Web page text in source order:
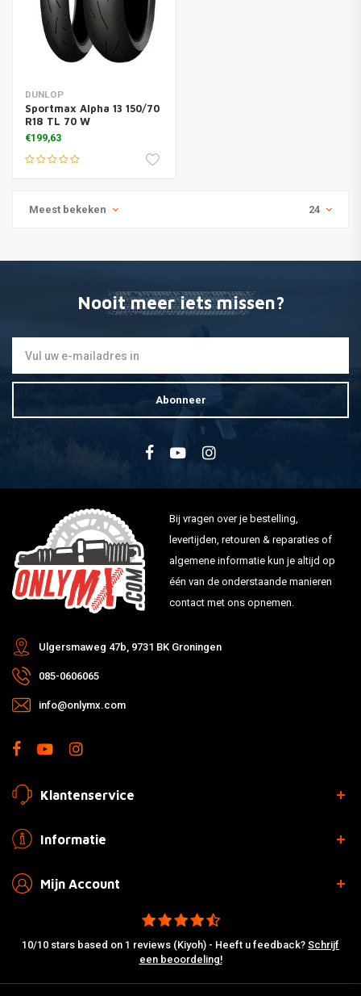
DUNLOP
Sportmax Alpha 13 150/70
R18 TL 70 W
€199,63
Meest bekeken 24
Nooit meer iets missen?
Abonneer
Bij vragen over je bestelling,
levertijden, retouren & reparaties of
algemene informatie kun je altijd op
één van de onderstaande manieren
contact met ons opnemen.
Ulgersmaweg 47b, 9731 BK Groningen
085-0606065
info@onlymx.com
Klantenservice
Informatie
Mijn Account
10/10 stars based on 1 reviews (Kiyoh) - Heeft u feedback? Schrijf
een beoordeling!